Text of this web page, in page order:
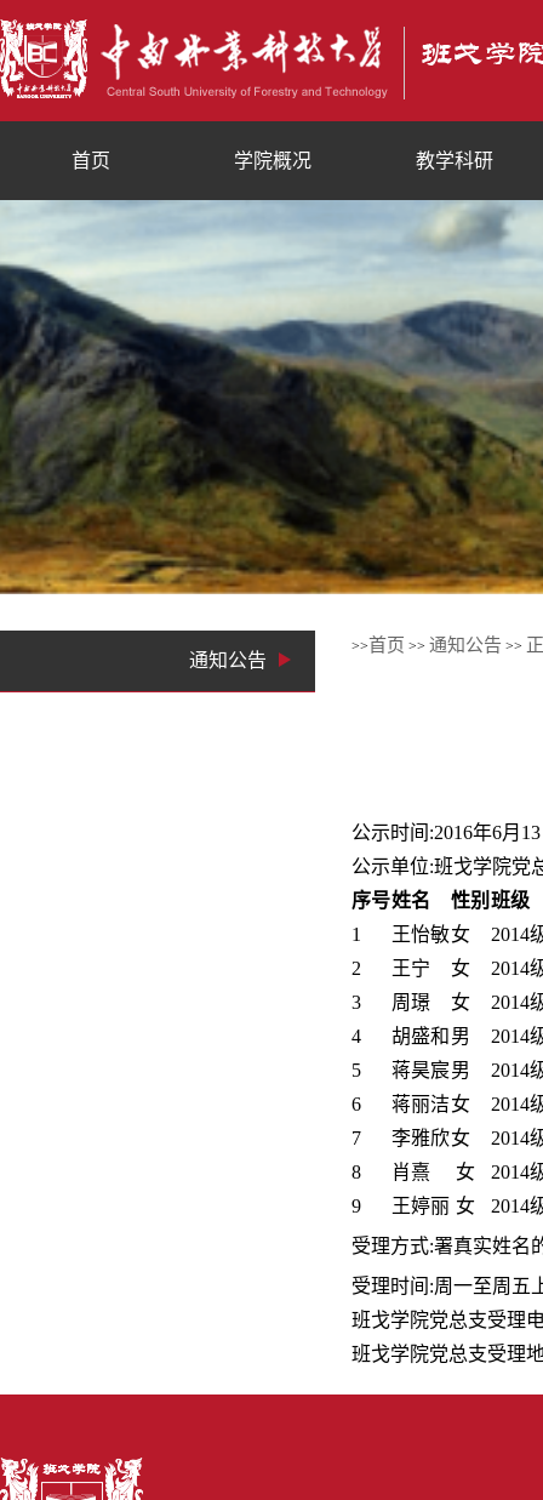
首页 学院概况 教学科研
通知公告
>>首页 >> 通知公告 >>
公示时间:2016年6月
公示单位:班戈学院党
序号姓名 性别 班级
1
王怡敏女
2014
2
王宁 女
2014
3
周璟 女
2014
4
胡盛和 男
2014
5
蒋昊宸男
2014
6
蒋丽洁女
2014
7
李雅欣女
2014
8
肖熹 女
2014
9
王婷丽 女
2014
受理方式:署真实姓名
受理时间:周一至周五
班戈学院党总支受理
班戈学院党总支受理